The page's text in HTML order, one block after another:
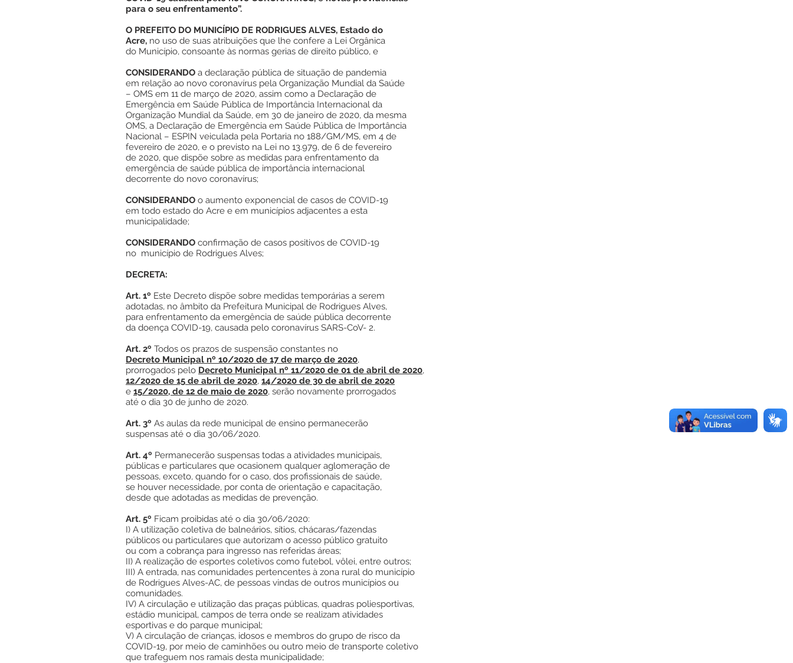
para o seu enfrentamento”.
O PREFEITO DO MUNICÍPIO DE RODRIGUES ALVES, Estado do
Acre, no uso de suas atribuições que lhe confere a Lei Orgânica
do Município, consoante às normas gerias de direito público, e
CONSIDERANDO a declaração pública de situação de pandemia
em relação ao novo coronavírus pela Organização Mundial da Saúde
– OMS em 11 de março de 2020, assim como a Declaração de
Emergência em Saúde Pública de Importância Internacional da
Organização Mundial da Saúde, em 30 de janeiro de 2020, da mesma
OMS, a Declaração de Emergência em Saúde Pública de Importância
Nacional – ESPIN veiculada pela Portaria no 188/GM/MS, em 4 de
fevereiro de 2020, e o previsto na Lei no 13.979, de 6 de fevereiro
de 2020, que dispõe sobre as medidas para enfrentamento da
emergência de saúde pública de importância internacional
decorrente do novo coronavírus;
CONSIDERANDO o aumento exponencial de casos de COVID-19
em todo estado do Acre e em municípios adjacentes a esta
municipalidade;
CONSIDERANDO confirmação de casos positivos de COVID-19
no município de Rodrigues Alves;
DECRETA:
Art. 1º Este Decreto dispõe sobre medidas temporárias a serem
adotadas, no âmbito da Prefeitura Municipal de Rodrigues Alves,
para enfrentamento da emergência de saúde pública decorrente
da doença COVID-19, causada pelo coronavírus SARS-CoV- 2.
Art. 2º Todos os prazos de suspensão constantes no
Decreto Municipal nº 10/2020 de 17 de março de 2020,
prorrogados pelo Decreto Municipal nº 11/2020 de 01 de abril de 2020,
12/2020 de 15 de abril de 2020, 14/2020 de 30 de abril de 2020
e 15/2020, de 12 de maio de 2020, serão novamente prorrogados
até o dia 30 de junho de 2020.
Art. 3º As aulas da rede municipal de ensino permanecerão
suspensas até o dia 30/06/2020.
Art. 4º Permanecerão suspensas todas a atividades municipais,
públicas e particulares que ocasionem qualquer aglomeração de
pessoas, exceto, quando for o caso, dos profissionais de saúde,
se houver necessidade, por conta de orientação e capacitação,
desde que adotadas as medidas de prevenção.
Art. 5º Ficam proibidas até o dia 30/06/2020:
I) A utilização coletiva de balneários, sítios, chácaras/fazendas
públicos ou particulares que autorizam o acesso público gratuito
ou com a cobrança para ingresso nas referidas áreas;
II) A realização de esportes coletivos como futebol, vôlei, entre outros;
III) A entrada, nas comunidades pertencentes à zona rural do município
de Rodrigues Alves-AC, de pessoas vindas de outros municípios ou
comunidades.
IV) A circulação e utilização das praças públicas, quadras poliesportivas,
estádio municipal, campos de terra onde se realizam atividades
esportivas e do parque municipal;
V) A circulação de crianças, idosos e membros do grupo de risco da
COVID-19, por meio de caminhões ou outro meio de transporte coletivo
que trafeguem nos ramais desta municipalidade;